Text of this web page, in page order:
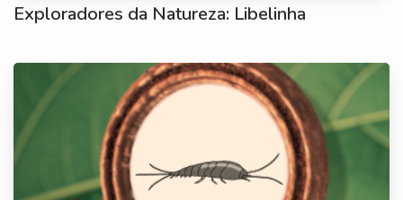
Exploradores da Natureza: Libelinha